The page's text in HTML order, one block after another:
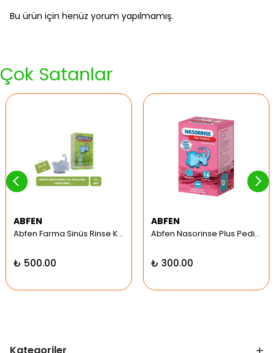
Bu ürün için henüz yorum yapılmamış.
Çok Satanlar
ABFEN
Abfen Farma Sinüs Rinse Kit Pediatrik Hipertonic
₺ 500.00
ABFEN
Abfen Nasorinse Plus Pediatrik Burun Yıkama Kiti
₺ 300.00